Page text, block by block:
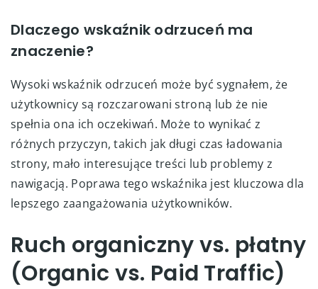
Dlaczego wskaźnik odrzuceń ma
znaczenie?
Wysoki wskaźnik odrzuceń może być sygnałem, że
użytkownicy są rozczarowani stroną lub że nie
spełnia ona ich oczekiwań. Może to wynikać z
różnych przyczyn, takich jak długi czas ładowania
strony, mało interesujące treści lub problemy z
nawigacją. Poprawa tego wskaźnika jest kluczowa dla
lepszego zaangażowania użytkowników.
Ruch organiczny vs. płatny
(Organic vs. Paid Traffic)